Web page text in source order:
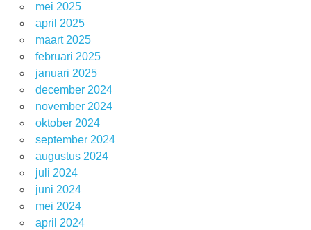
mei 2025
april 2025
maart 2025
februari 2025
januari 2025
december 2024
november 2024
oktober 2024
september 2024
augustus 2024
juli 2024
juni 2024
mei 2024
april 2024